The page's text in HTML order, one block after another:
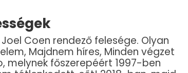
Coen rendező felesége. Olyan
Majdnem híres, Minden végzet
melynek főszerepéért 1997-ben